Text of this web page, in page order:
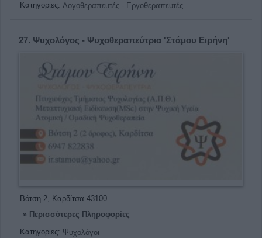
Κατηγορίες: Λογοθεραπευτές - Εργοθεραπευτές
27. Ψυχολόγος - Ψυχοθεραπεύτρια 'Στάμου Ειρήνη'
Βότση 2, Καρδίτσα 43100
» Περισσότερες Πληροφορίες
Κατηγορίες: Ψυχολόγοι